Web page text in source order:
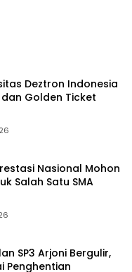
Deztron Indonesia
dan Golden Ticket
Nasional Mohon
Salah Satu SMA
SP3 Arjoni Bergulir,
Penghentian